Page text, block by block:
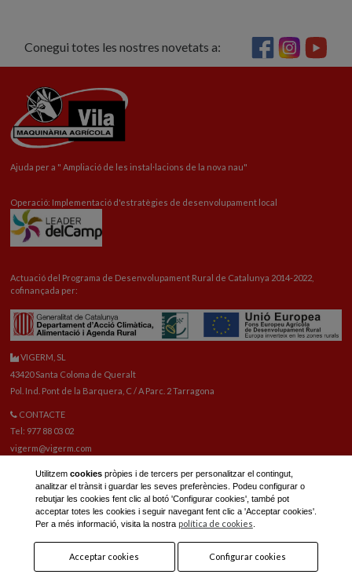
Conegui totes les nostres novetats a:
Ajuda per a " Ampliació de les instal·lacions de la nova nau"
Operació: Implementació d'estratègies de desenvolupament local
Actuació del Programa de Desenvolupament Rural de Catalunya 2014-2022,
cofinançada per:
VIGERM, SL
43420 Santa Coloma de Queralt
Pol. Ind. Pont de la Barquera, C / A Parc. 2 Tarragona
CONTACTE
Tel: 977 88 03 02
vigerm@vigerm.com
Tel: 977 88 06 42
Correu electrònic recanvis:reca@vigerm.com
OFICINA TÈCNICA
Utilitzem cookiespròpies i de tercers per personalitzar el contingut,
analitzar el trànsit i guardar les seves preferències. Podeu configurar o
rebutjar les cookies fent clic al botó 'Configurar cookies', també pot
acceptar totes les cookies i seguir navegant fent clic a 'Acceptar cookies'.
Per a més informació, visita la nostra política de cookies
Acceptar cookies Configurar cookies